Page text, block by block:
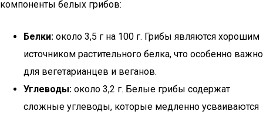
компоненты белых грибов:
Белки: около 3,5 г на 100 г. Грибы являются хорошим
источником растительного белка, что особенно важно
для вегетарианцев и веганов.
Углеводы: около 3,2 г. Белые грибы содержат
сложные углеводы, которые медленно усваиваются